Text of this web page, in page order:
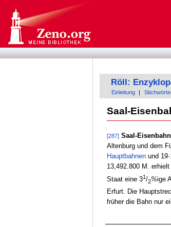
Röll:
Einleitung
Saal-
[287] Saal-
Altenburg und dem
Hauptbahnenund
13,492.800 M.
Staat eine 31/2%ige
Erfurt. Die
früher die Bahn nur